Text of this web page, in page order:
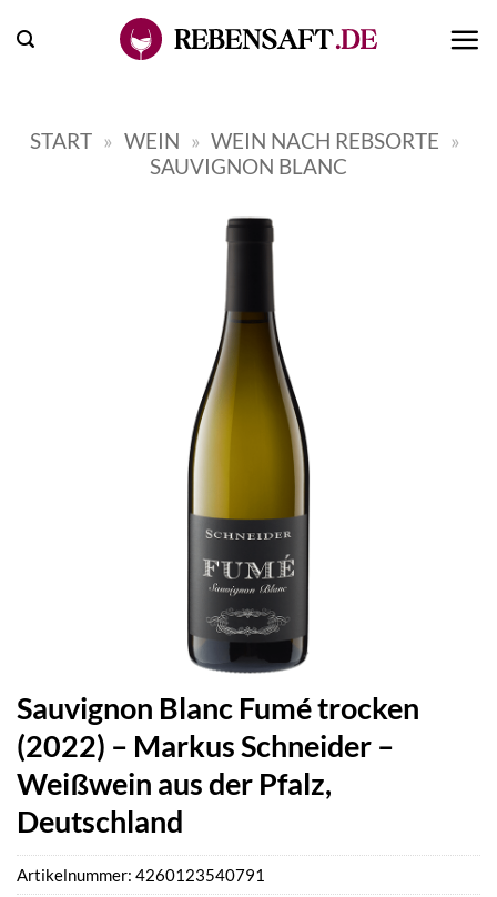
Inhalt
START » WEIN » WEIN NACH REBSORTE »
SAUVIGNON BLANC
Sauvignon Blanc Fumé trocken
(2022) – Markus Schneider –
Weißwein aus der Pfalz,
Deutschland
Artikelnummer: 4260123540791